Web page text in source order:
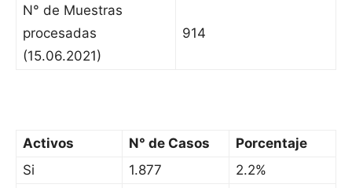
N° de Muestras
procesadas
(15.06.2021)
914
Activos N° de Casos
Porcentaje
Si
1.877
2.2%